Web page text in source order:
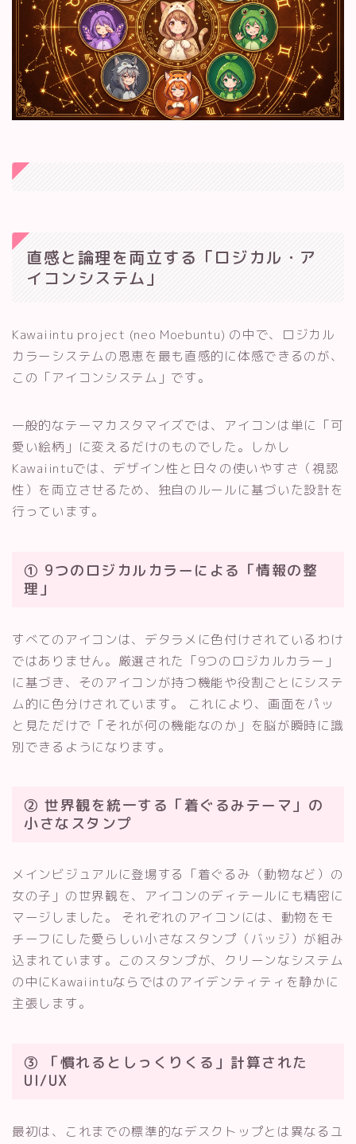
直感と論理を両立する「ロジカル・ア
イコンシステム」
Kawaiintu project (neo Moebuntu) の中で、ロジカル
カラーシステムの恩恵を最も直感的に体感できるのが、
この「アイコンシステム」です。
一般的なテーマカスタマイズでは、アイコンは単に「可
愛い絵柄」に変えるだけのものでした。しかし
Kawaiintuでは、デザイン性と日々の使いやすさ（視認
性）を両立させるため、独自のルールに基づいた設計を
行っています。
① 9つのロジカルカラーによる「情報の整
理」
すべてのアイコンは、デタラメに色付けされているわけ
ではありません。厳選された「9つのロジカルカラー」
に基づき、そのアイコンが持つ機能や役割ごとにシステ
ム的に色分けされています。 これにより、画面をパッ
と見ただけで「それが何の機能なのか」を脳が瞬時に識
別できるようになります。
② 世界観を統一する「着ぐるみテーマ」の
小さなスタンプ
メインビジュアルに登場する「着ぐるみ（動物など）の
女の子」の世界観を、アイコンのディテールにも精密に
マージしました。 それぞれのアイコンには、動物をモ
チーフにした愛らしい小さなスタンプ（バッジ）が組み
込まれています。このスタンプが、クリーンなシステム
の中にKawaiintuならではのアイデンティティを静かに
主張します。
③ 「慣れるとしっくりくる」計算された
UI/UX
最初は、これまでの標準的なデスクトップとは異なるユ